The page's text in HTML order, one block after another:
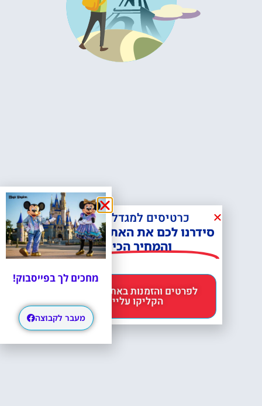
כרטיסים למגדל אייפל?
סידרנו לכם את האתר הכי אמין -
והמחיר הכי זול!
הקליקו עליי 😊
מחכים לך בפייסבוק!
מעבר לקבוצה